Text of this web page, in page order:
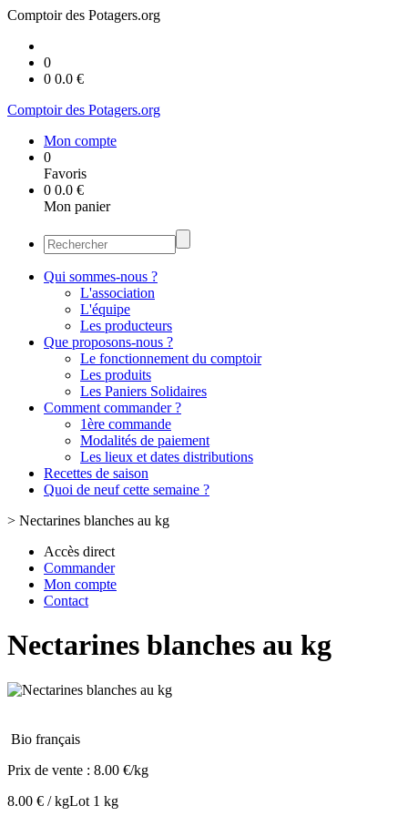
Comptoir des Potagers.org
0
0 0.0 €
Comptoir des Potagers.org
Mon compte
0
Favoris
0 0.0 €
Mon panier
Qui sommes-nous ?
L'association
L'équipe
Les producteurs
Que proposons-nous ?
Le fonctionnement du comptoir
Les produits
Les Paniers Solidaires
Comment commander ?
1ère commande
Modalités de paiement
Les lieux et dates distributions
Recettes de saison
Quoi de neuf cette semaine ?
> Nectarines blanches au kg
Accès direct
Commander
Mon compte
Contact
Nectarines blanches au kg
Bio français
Prix de vente : 8.00 €/kg
8.00 € / kgLot 1 kg